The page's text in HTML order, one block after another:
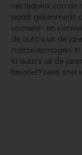
Het tijdperk van de
wordt gekenmerkt
voorwiel- en
de auto’s uit de
motorvermogen.
10 auto’s uit de
favoriet? Lees snel